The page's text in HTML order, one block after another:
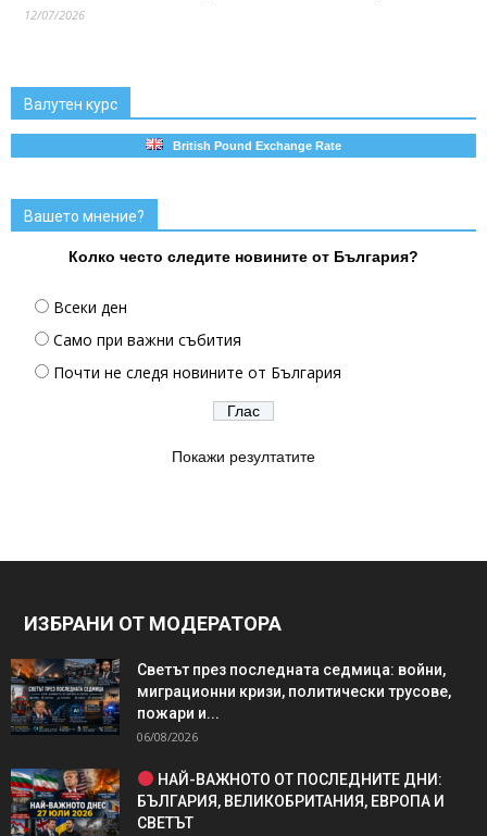
12/07/2026
Валутен курс
British Pound Exchange Rate
Вашето мнение?
Колко често следите новините от България?
Всеки ден
Само при важни събития
Почти не следя новините от България
Покажи резултатите
ИЗБРАНИ ОТ МОДЕРАТОРА
Светът през последната седмица: войни,
миграционни кризи, политически трусове,
пожари и...
06/08/2026
НАЙ-ВАЖНОТО ОТ ПОСЛЕДНИТЕ ДНИ:
БЪЛГАРИЯ, ВЕЛИКОБРИТАНИЯ, ЕВРОПА И
СВЕТЪТ